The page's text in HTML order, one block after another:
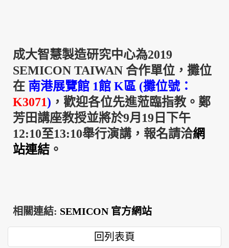
成大智慧製造研究中心為2019
SEMICON TAIWAN 合作單位，攤位
在 南港展覽館 1館 K區 (攤位號：
K3071) ，歡迎各位先進蒞臨指教。鄭
芳田講座教授並將於9月 19 日下午
12:10至13:10舉行演講，報名請洽網
站連結 。
相關連結: SEMICON 官方網站
回列表頁